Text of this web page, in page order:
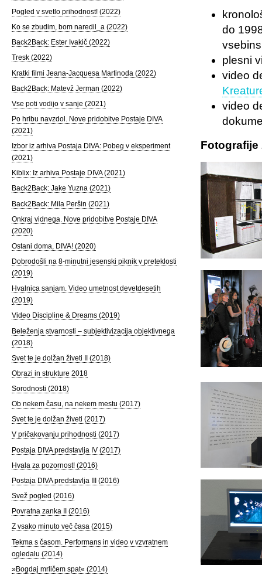
do
plesni
video
video
Fotografije
Pogled v svetlo prihodnost! (2022)
Ko se zbudim, bom naredil_a (2022)
Back2Back: Ester Ivakič (2022)
Tresk (2022)
Kratki filmi Jeana-Jacquesa Martinoda (2022)
Back2Back: Matevž Jerman (2022)
Vse poti vodijo v sanje (2021)
Po hribu navzdol. Nove pridobitve Postaje DIVA
(2021)
Izbor iz arhiva Postaja DIVA: Pobeg v eksperiment
(2021)
Kiblix: Iz arhiva Postaje DIVA (2021)
Back2Back: Jake Yuzna (2021)
Back2Back: Mila Peršin (2021)
Onkraj vidnega. Nove pridobitve Postaje DIVA
(2020)
Ostani doma, DIVA! (2020)
Dobrodošli na 8-minutni jesenski piknik v preteklosti
(2019)
Hvalnica sanjam. Video umetnost devetdesetih
(2019)
Video Discipline & Dreams (2019)
Beleženja stvarnosti – subjektivizacija objektivnega
(2018)
Svet te je dolžan živeti II (2018)
Obrazi in strukture 2018
Sorodnosti (2018)
Ob nekem času, na nekem mestu (2017)
Svet te je dolžan živeti (2017)
V pričakovanju prihodnosti (2017)
Postaja DIVA predstavlja IV (2017)
Hvala za pozornost! (2016)
Postaja DIVA predstavlja III (2016)
Svež pogled (2016)
Povratna zanka II (2016)
Z vsako minuto več časa (2015)
Tekma s časom. Performans in video v vzvratnem
ogledalu (2014)
»Bogdaj mrličem spat« (2014)